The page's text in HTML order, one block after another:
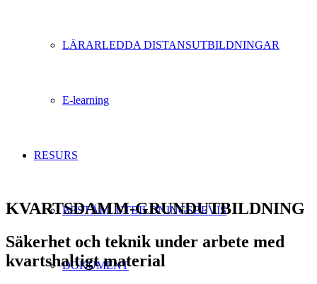
LÄRARLEDDA DISTANSUTBILDNINGAR
E-learning
RESURS
BESTÄLL UTBILDNINGSBEVIS
DOKUMENT
KVARTSDAMM-GRUNDUTBILDNING
Säkerhet och teknik under arbete med
kvartshaltigt material